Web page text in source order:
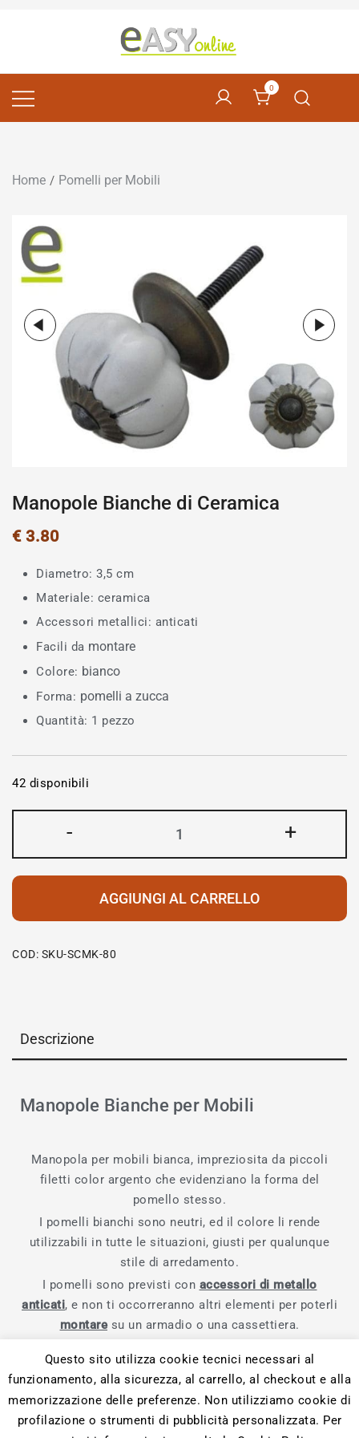
EASY online
Pomelli per Mobili e Artigianato Orientale
0
Home / Pomelli per Mobili
Manopole Bianche di Ceramica
€3.80
Diametro: 3,5 cm
Materiale: ceramica
Accessori metallici: anticati
Facili da montare
Colore: bianco
Forma: pomelli a zucca
Quantità: 1 pezzo
42 disponibili
- +
AGGIUNGI AL CARRELLO
COD: SKU-SCMK-80
Descrizione
Manopole Bianche per Mobili
Manopola per mobili bianca, impreziosita da piccoli
filetti color argento che evidenziano la forma del
pomello stesso.
I pomelli bianchi sono neutri, ed il colore li rende
utilizzabili in tutte le situazioni, giusti per qualunque
stile di arredamento.
I pomelli sono previsti con accessori di metallo
anticati, e non ti occorreranno altri elementi per poterli
montaresu un armadio o una cassettiera.
Questo sito utilizza cookie tecnici necessari al
funzionamento, alla sicurezza, al carrello, al checkout e alla
memorizzazione delle preferenze. Non utilizziamo cookie di
profilazione o strumenti di pubblicità personalizzata. Per